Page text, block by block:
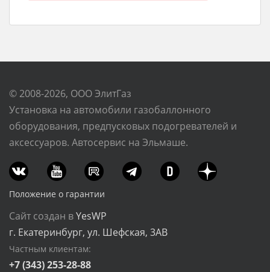
© 2008-2026, ООО ЭлитГаз
Установка на автомобили газобаллонного
оборудования, предпусковых подогревателей и
аксессуаров. Автосервис на Эльмаше.
Положение о гарантии
Сайт создан вYesWP
г. Екатеринбург, ул. Шефская, 3АВ
Частным клиентам:
+7 (343) 253-28-88